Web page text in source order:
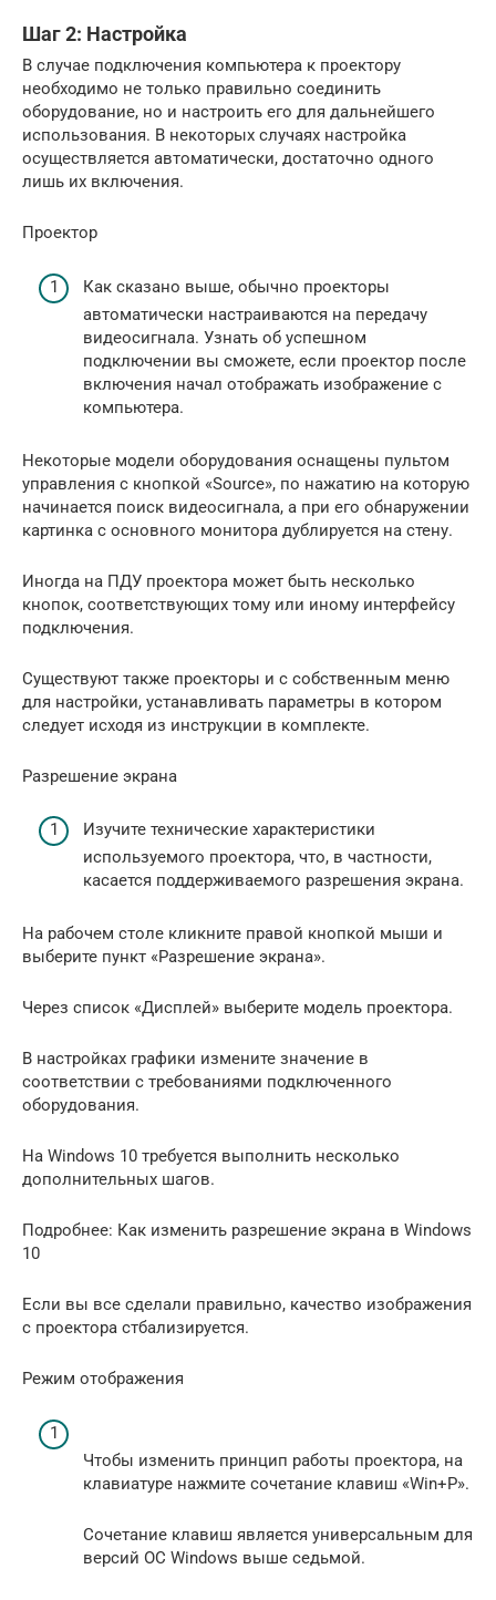
Шаг 2: Настройка
В случае подключения компьютера к проектору
необходимо не только правильно соединить
оборудование, но и настроить его для дальнейшего
использования. В некоторых случаях настройка
осуществляется автоматически, достаточно одного
лишь их включения.
Проектор
Как сказано выше, обычно проекторы
автоматически настраиваются на передачу
видеосигнала. Узнать об успешном
подключении вы сможете, если проектор после
включения начал отображать изображение с
компьютера.
Некоторые модели оборудования оснащены пультом
управления с кнопкой «Source», по нажатию на которую
начинается поиск видеосигнала, а при его обнаружении
картинка с основного монитора дублируется на стену.
Иногда на ПДУ проектора может быть несколько
кнопок, соответствующих тому или иному интерфейсу
подключения.
Существуют также проекторы и с собственным меню
для настройки, устанавливать параметры в котором
следует исходя из инструкции в комплекте.
Разрешение экрана
Изучите технические характеристики
используемого проектора, что, в частности,
касается поддерживаемого разрешения экрана.
На рабочем столе кликните правой кнопкой мыши и
выберите пункт «Разрешение экрана».
Через список «Дисплей» выберите модель проектора.
В настройках графики измените значение в
соответствии с требованиями подключенного
оборудования.
На Windows 10 требуется выполнить несколько
дополнительных шагов.
Подробнее: Как изменить разрешение экрана в Windows
10
Если вы все сделали правильно, качество изображения
с проектора стбализируется.
Режим отображения
Чтобы изменить принцип работы проектора, на
клавиатуре нажмите сочетание клавиш «Win+P».
Сочетание клавиш является универсальным для
версий ОС Windows выше седьмой.